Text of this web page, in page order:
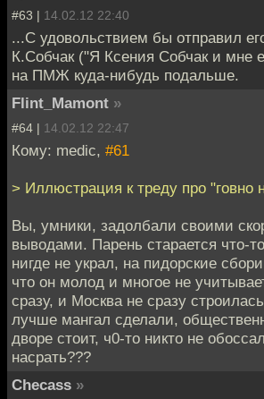
#63 | 14.02.12 22:40
...С удовольствием бы отправил
К.Собчак ("Я Ксения Собчак и мне
на ПМЖ куда-нибудь подальше.
Flint_Mamont »
#64 | 14.02.12 22:47
Кому: medic, #61
> Иллюстрация к треду про "говно
Вы, умники, задолбали своими
выводами. Парень старается что-
нигде не украл, на пидорские
что он молод и многое не
сразу, и Москва не сразу
лучше мангал сделали,
дворе стоит, ч0-то никто не
насрать???
Checass »